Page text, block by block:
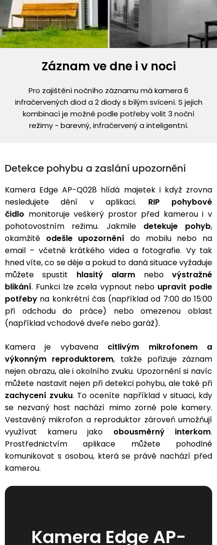
Záznam ve dne i v noci
Pro zajištění nočního záznamu má kamera 6
infračervených diod a 2 diody s bílým svícení. S jejich
kombinací je možné podle potřeby volit 3 noční
režimy - barevný, infračervený a inteligentní.
Detekce pohybu a zaslání upozornění
Kamera Edge AP-Q028 hlídá majetek i když zrovna
nesledujete dění v aplikaci. RIP pohybové
čidlo monitoruje veškerý prostor před kamerou i v
pohotovostním režimu. Jakmile detekuje pohyb,
okamžitě odešle upozornění do mobilu nebo na
email – včetně krátkého videa a fotografie. Vy tak
hned víte, co se děje a pokud to daná situace vyžaduje
můžete spustit hlasitý alarm nebovýstražné
blikání. Funkci lze zcela vypnout nebo upravit podle
potřeby na konkrétní čas (například od 7:00 do 15:00
při odchodu do práce) nebo omezenou oblast
(například vchodové dveře nebo garáž).
Kamera je vybavena citlivým mikrofonem a
výkonným reproduktorem, takže pořizuje záznam
nejen obrazu, ale i okolního zvuku. Upozornění si navíc
můžete nastavit nejen při detekci pohybu, ale také při
zachycení zvuku. To oceníte například v situaci, kdy
se nezvaný host nachází mimo zorné pole kamery.
Vestavěný mikrofon a reproduktor zároveň umožňují
využívat kameru jako obousměrný interkom.
Prostřednictvím aplikace můžete pohodlně
komunikovat s osobou, která se právě nachází před
kamerou.
Kamera Edge AP-